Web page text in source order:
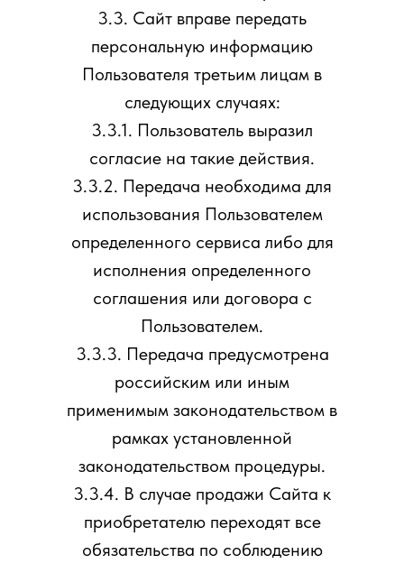
3.3. Сайт вправе передать
персональную информацию
Пользователя третьим лицам в
следующих случаях:
3.3.1. Пользователь выразил
согласие на такие действия.
3.3.2. Передача необходима для
использования Пользователем
определенного сервиса либо для
исполнения определенного
соглашения или договора с
Пользователем.
3.3.3. Передача предусмотрена
российским или иным
применимым законодательством в
рамках установленной
законодательством процедуры.
3.3.4. В случае продажи Сайта к
приобретателю переходят все
обязательства по соблюдению